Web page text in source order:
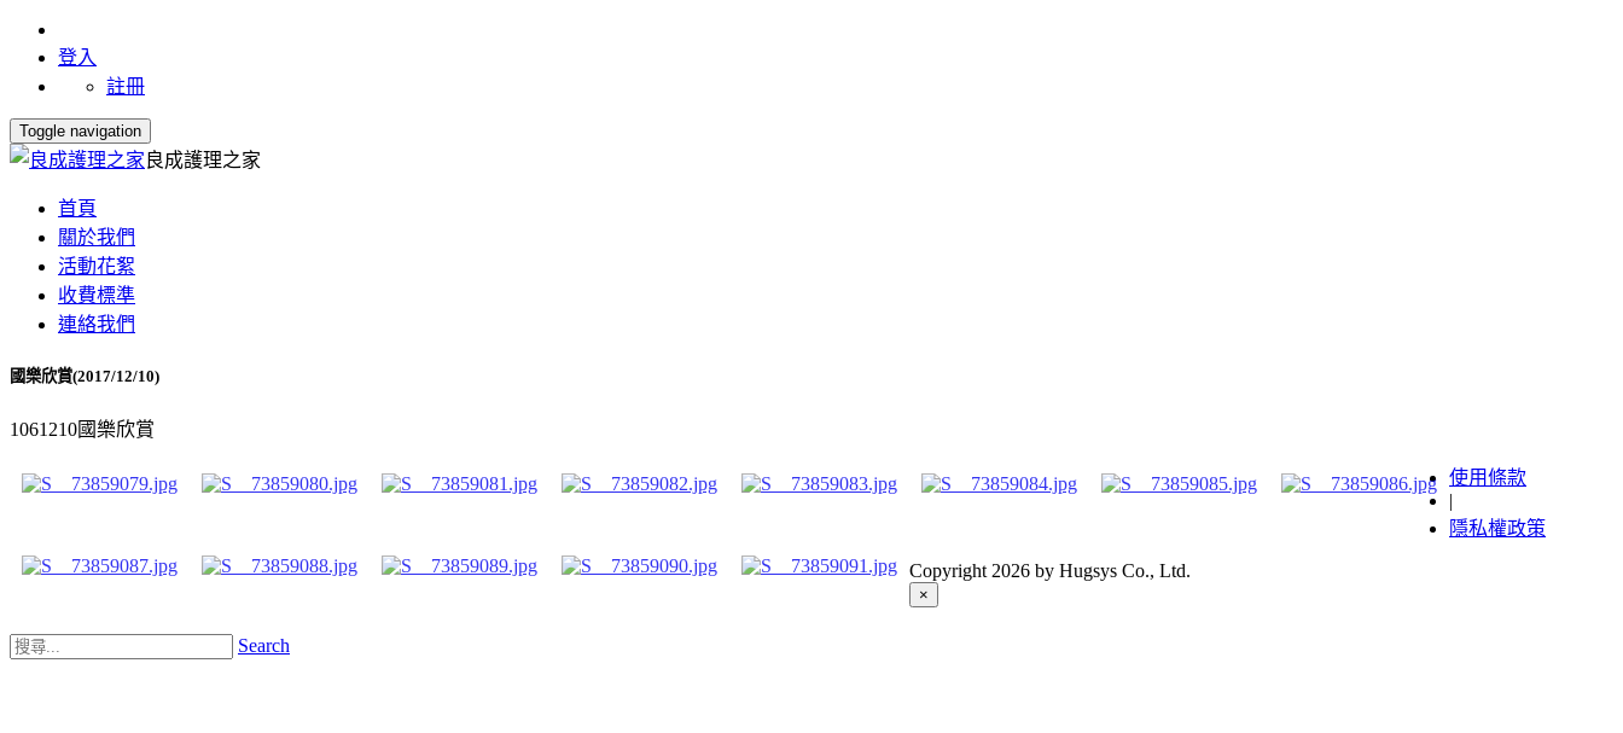
登入
註冊
Toggle navigation
良成護理之家
首頁
關於我們
活動花絮
收費標準
連絡我們
國樂欣賞(2017/12/10)
1061210國樂欣賞
使用條款
|
隱私權政策
Copyright 2026 by Hugsys Co., Ltd.
×
Search